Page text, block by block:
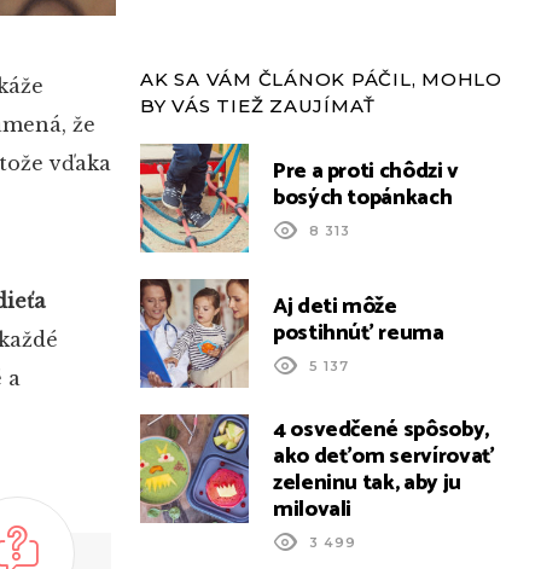
že
vďaka
a
AK SA VÁM ČLÁNOK PÁČIL, MOHLO
BY VÁS TIEŽ ZAUJÍMAŤ
Pre a proti chôdzi v
bosých topánkach
8 313
Aj deti môže
postihnúť reuma
5 137
4 osvedčené spôsoby,
ako deťom servírovať
zeleninu tak, aby ju
milovali
3 499